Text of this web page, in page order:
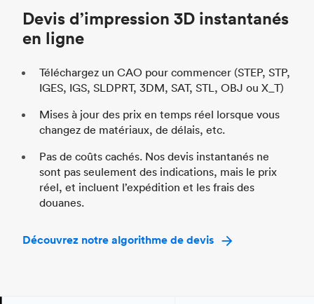
Devis d’impression 3D instantanés
en ligne
Téléchargez un CAO pour commencer (STEP, STP,
IGES, IGS, SLDPRT, 3DM, SAT, STL, OBJ ou X_T)
Mises à jour des prix en temps réel lorsque vous
changez de matériaux, de délais, etc.
Pas de coûts cachés. Nos devis instantanés ne
sont pas seulement des indications, mais le prix
réel, et incluent l’expédition et les frais des
douanes.
Découvrez notre algorithme de devis